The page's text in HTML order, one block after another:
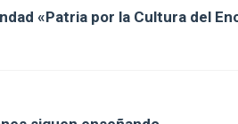
«Patria por la Cultura del